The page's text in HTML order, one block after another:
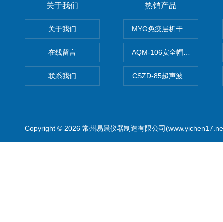
关于我们
关于我们
在线留言
联系我们
热销产品
MYG免疫层析干燥箱
AQM-106安全帽高温预处理
CSZD-85超声波清洗振荡器
Copyright © 2026 常州易晨仪器制造有限公司